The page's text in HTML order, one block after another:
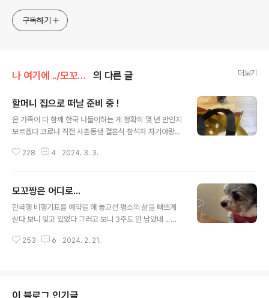
구독하기
나 여기에 ../모꼬짱 이야기 의 다른 글 더보기
할머니 집으로 떠날 준비 중 !
온 가족이 다 함께 한국 나들이하는 게 정확히 몇 년 만인지
모르겠다 코로나 직전 사촌동생 결혼식 참석차 자기야랑
다가 작년엔 나 혼자 한국에 다녀왔었다 히로는 고교 입학
에 갈려고 하니 걸리는 게 딱 하나 있으니 바로 울 모꼬짱이
다 하루 이틀도 아니고 낯선 애견 호텔에 보내는건 소심하
고 섬세한 울 모꼬짱에게 너무 힘든 시간일 것 같고 결국 모
했다 시댁에 갈 때마다 항상 모꼬짱을 데리고 갔었기에 장
228 4 2024. 3. 3.
모꼬짱은 어디로...
한국행 비행기표를 예약을 해 놓고선 평소의 삶을 빠쁘게
살다 보니 잊고 있었다 그러고 보니 3주도 안 남았네 .. 그
비할 것도 없다 하지만 문제는 울 모꼬짱이다 이번에 국내
들지가 않는 게 문제다 울 모꼬짱은 예민하다 낯을 가린다
253 6 2024. 2. 21.
이 블로그 인기글